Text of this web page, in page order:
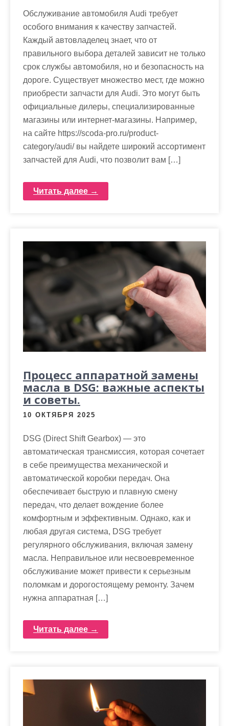
Обслуживание автомобиля Audi требует
особого внимания к качеству запчастей.
Каждый автовладелец знает, что от
правильного выбора деталей зависит не только
срок службы автомобиля, но и безопасность на
дороге. Существует множество мест, где можно
приобрести запчасти для Audi. Это могут быть
официальные дилеры, специализированные
магазины или интернет-магазины. Например,
на сайте https://scoda-pro.ru/product-
category/audi/ вы найдете широкий ассортимент
запчастей для Audi, что позволит вам […]
Читать далее →
Процесс аппаратной замены
масла в DSG: важные аспекты
и советы.
10 ОКТЯБРЯ 2025
DSG (Direct Shift Gearbox) — это
автоматическая трансмиссия, которая сочетает
в себе преимущества механической и
автоматической коробки передач. Она
обеспечивает быструю и плавную смену
передач, что делает вождение более
комфортным и эффективным. Однако, как и
любая другая система, DSG требует
регулярного обслуживания, включая замену
масла. Неправильное или несвоевременное
обслуживание может привести к серьезным
поломкам и дорогостоящему ремонту. Зачем
нужна аппаратная […]
Читать далее →